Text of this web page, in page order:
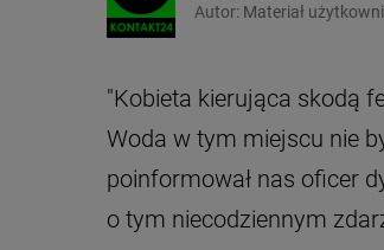
Autor: Materiał
"Kobieta kierująca skodą
Woda w tym miejscu nie
poinformował nas oficer
o tym niecodziennym